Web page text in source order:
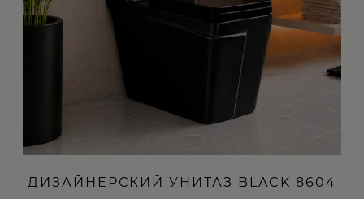
ДИЗАЙНЕРСКИЙ УНИТАЗ BLACK 8604